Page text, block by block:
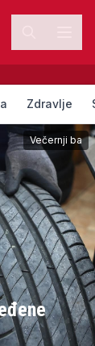
Zdravlje
Večernji ba